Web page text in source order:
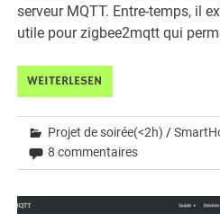
serveur MQTT. Entre-temps, il
utile pour zigbee2mqtt qui
WEITERLESEN
Projet de soirée(<2h) /
8 commentaires